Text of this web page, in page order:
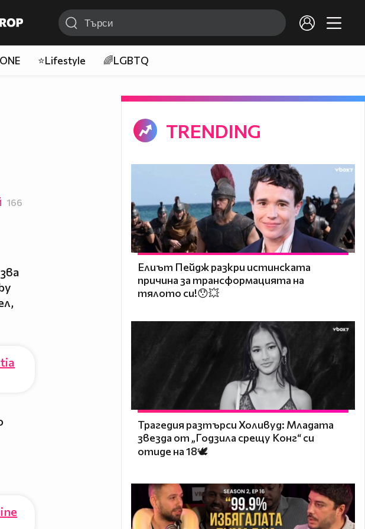
⭐Lifestyle 🌈LGBTQ
166
TRENDING
Елиът Пейдж разкри истинската
причина за трансформацията на
тялото си!😯💥
Трагедия разтърси Холивуд: Младата
звезда от „Годзила срещу Конг“ си
отиде на 18🕊️